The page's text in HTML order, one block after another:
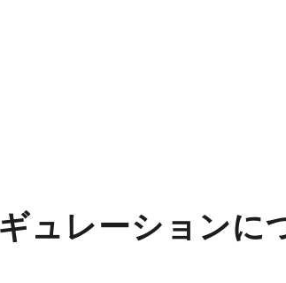
ュレーションに